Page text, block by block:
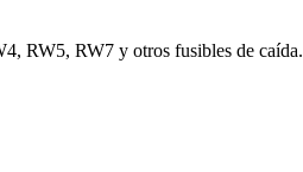
RW5, RW7 y otros fusibles de caída.